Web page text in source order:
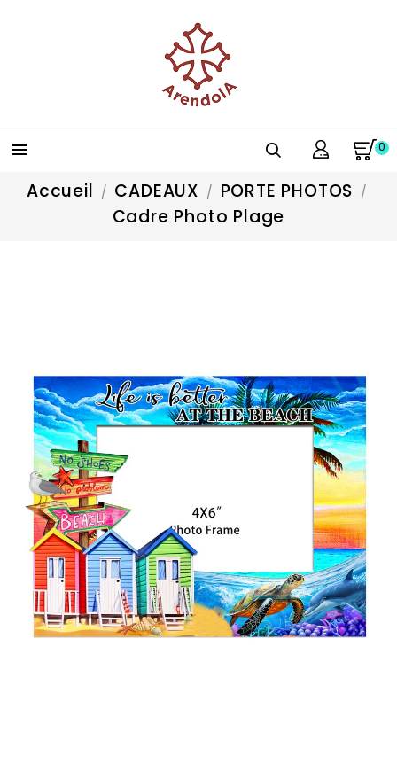
 0
Accueil CADEAUX
PORTE PHOTOS
Cadre Photo Plage